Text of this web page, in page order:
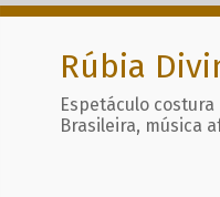
Rúbia
Espetáculo
Brasileira, música